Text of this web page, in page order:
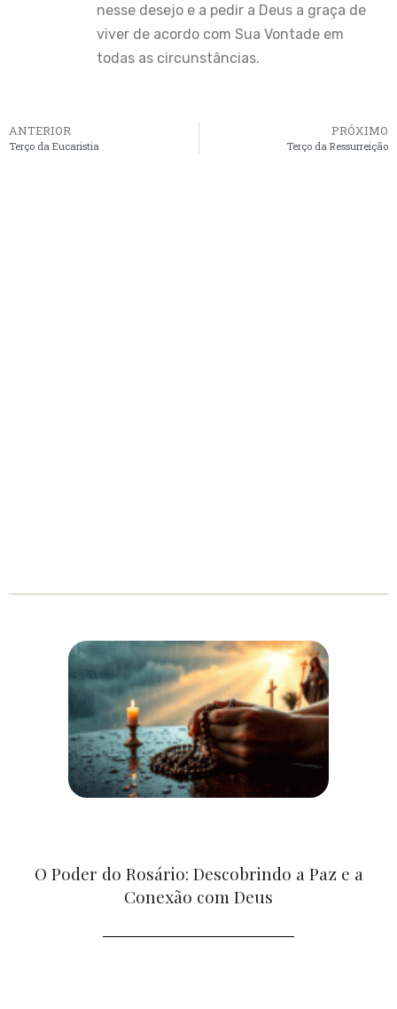
nesse desejo e a pedir a Deus a graça de
viver de acordo com Sua Vontade em
todas as circunstâncias.
ANTERIOR
Terço da Eucaristia
PRÓXIMO
Terço da Ressurreição
O Poder do Rosário: Descobrindo a Paz e a
Conexão com Deus